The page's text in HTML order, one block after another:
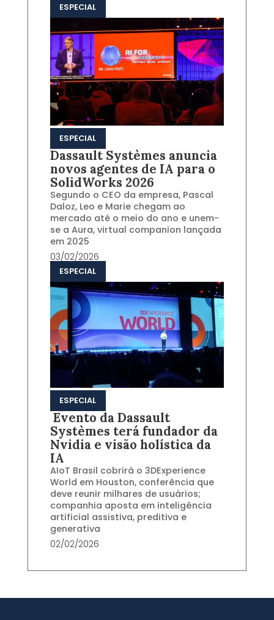
ESPECIAL
ESPECIAL
Dassault Systèmes anuncia
novos agentes de IA para o
SolidWorks 2026
Segundo o CEO da empresa, Pascal
Daloz, Leo e Marie chegam ao
mercado até o meio do ano e unem-
se a Aura, virtual companion lançada
em 2025
03/02/2026
ESPECIAL
ESPECIAL
Evento da Dassault
Systèmes terá fundador da
Nvidia e visão holística da
IA
AIoT Brasil cobrirá o 3DExperience
World em Houston, conferência que
deve reunir milhares de usuários;
companhia aposta em inteligência
artificial assistiva, preditiva e
generativa
02/02/2026